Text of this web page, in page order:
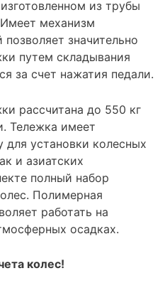
из трубы
механизм
значительно
путем складывания
за счет нажатия педали.
рассчитана до 550 кг
Тележка имеет
установки колесных
и азиатских
полный набор
Полимерная
работать на
осадках.
колес!